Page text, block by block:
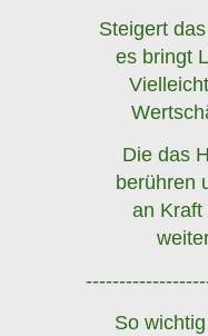
Steigert
es bringt
Die das
berühren
an Kraft
So